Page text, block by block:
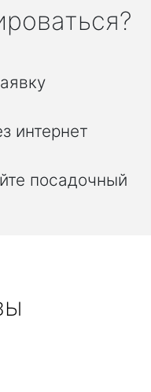
интернет
посадочный